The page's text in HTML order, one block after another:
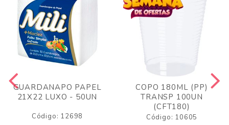
GUARDANAPO PAPEL
21X22 LUXO - 50UN
Código: 12698
COPO 180ML (PP)
TRANSP 100UN
(CFT180)
Código: 10605